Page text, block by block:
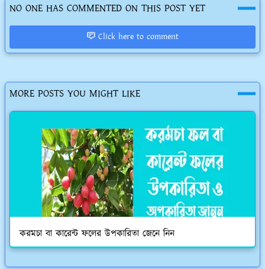
NO ONE HAS COMMENTED ON THIS POST YET
Click here to comment
MORE POSTS YOU MIGHT LIKE
করমচা বা কারেন্ট ফলের উপকারিতা জেনে নিন